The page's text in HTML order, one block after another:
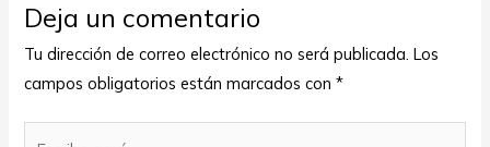
Deja un comentario
Tu dirección de correo electrónico no será publicada. Los
campos obligatorios están marcados con*